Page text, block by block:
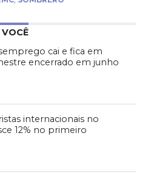
cai e fica em
encerrado em junho
internacionais no
12% no primeiro